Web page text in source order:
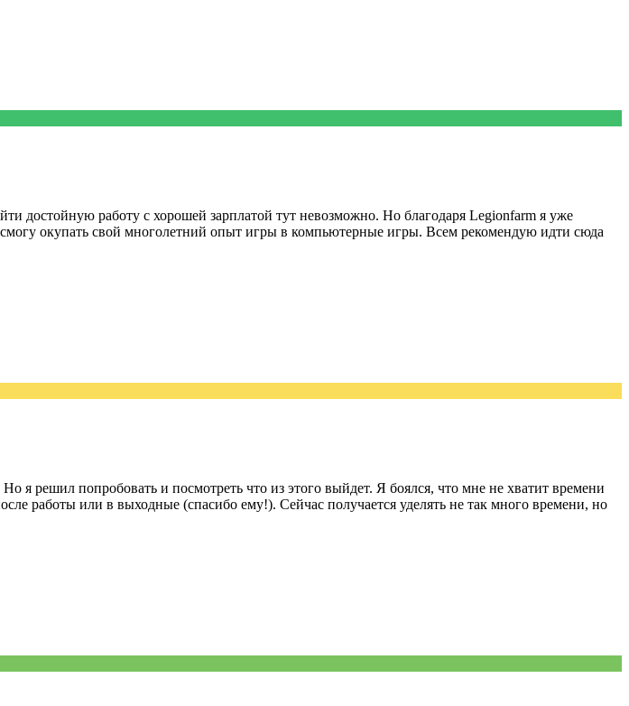
достойную работу с хорошей зарплатой тут невозможно. Но благодаря Legionfarm я уже
окупать свой многолетний опыт игры в компьютерные игры. Всем рекомендую идти сюда
я решил попробовать и посмотреть что из этого выйдет. Я боялся, что мне не хватит времени
работы или в выходные (спасибо ему!). Сейчас получается уделять не так много времени, но